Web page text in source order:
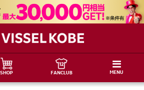
SHOP FANCLUB MENU